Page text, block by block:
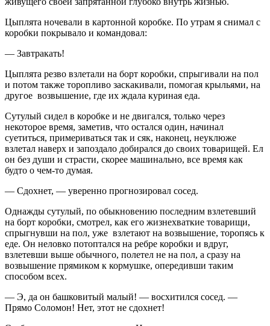
Цыплята ночевали в картонной коробке. По утрам я снимал с
коробки покрывало и командовал:
— Завтракать!
Цыплята резво взлетали на борт коробки, спрыгивали на пол
и потом также торопливо заскакивали, помогая крыльями, на
другое возвышение, где их ждала куриная еда.
Сутулый сидел в коробке и не двигался, только через
некоторое время, заметив, что остался один, начинал
суетиться, примериваться так и сяк, наконец, неуклюже
взлетал наверх и запоздало добирался до своих товарищей. Ел
он без души и страсти, скорее машинально, все время как
будто о чем-то думая.
— Сдохнет, — уверенно прогнозировал сосед.
Однажды сутулый, по обыкновению последним взлетевший
на борт коробки, смотрел, как его жизнехваткие товарищи,
спрыгнувши на пол, уже взлетают на возвышение, торопясь к
еде. Он неловко потоптался на ребре коробки и вдруг,
взлетевши выше обычного, полетел не на пол, а сразу на
возвышение прямиком к кормушке, опередивши таким
способом всех.
— Э, да он башковитый малый! — восхитился сосед. —
Прямо Соломон! Нет, этот не сдохнет!